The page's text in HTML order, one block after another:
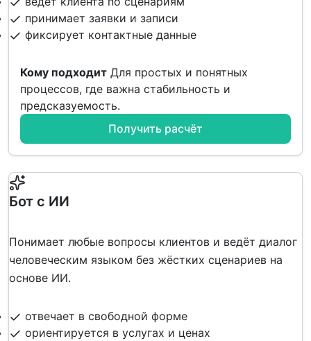
принимает заявки и записи
фиксирует контактные данные
Кому подходит Для простых и понятных
процессов, где важна стабильность и
предсказуемость.
Получить расчёт
Бот с ИИ
Понимает любые вопросы клиентов и ведёт диалог
человеческим языком без жёстких сценариев на
основе ИИ.
отвечает в свободной форме
ориентируется в услугах и ценах